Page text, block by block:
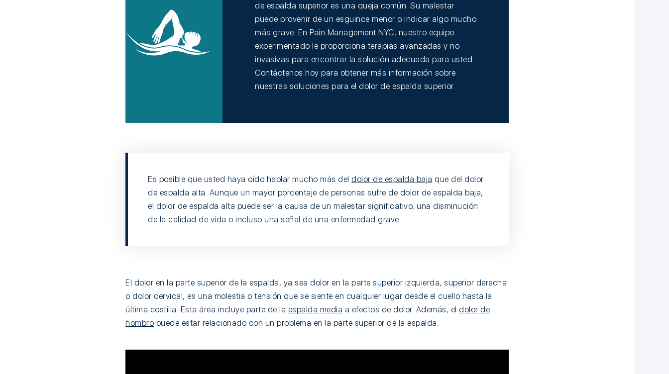
de espalda superior es una queja común. Su malestar
puede provenir de un esguince menor o indicar algo mucho
más grave. En Pain Management NYC, nuestro equipo
experimentado le proporciona terapias avanzadas y no
invasivas para encontrar la solución adecuada para usted.
Contáctenos hoy para obtener más información sobre
nuestras soluciones para el dolor de espalda superior.
Es posible que usted haya oído hablar mucho más del dolor de espalda baja que del dolor
de espalda alta. Aunque un mayor porcentaje de personas sufre de dolor de espalda baja,
el dolor de espalda alta puede ser la causa de un malestar significativo, una disminución
de la calidad de vida o incluso una señal de una enfermedad grave.
El dolor en la parte superior de la espalda, ya sea dolor en la parte superior izquierda, superior derecha
o dolor cervical, es una molestia o tensión que se siente en cualquier lugar desde el cuello hasta la
última costilla. Esta área incluye parte de la espalda media a efectos de dolor. Además, el dolor de
hombro puede estar relacionado con un problema en la parte superior de la espalda.